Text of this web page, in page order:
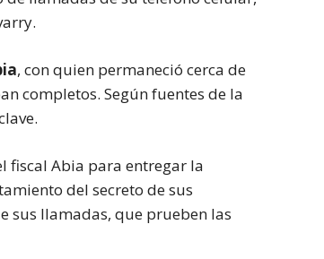
, con quien permaneció cerca de
completos. Según fuentes de la
fiscal Abia para entregar la
del secreto de sus
sus llamadas, que prueben las